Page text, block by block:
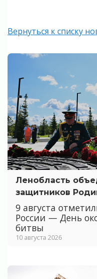
Вернуться к списку
Ленобласть
защитников
9 августа
России — День
битвы
10 августа 2026